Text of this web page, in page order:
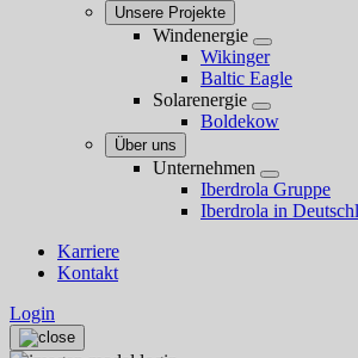
Unsere Projekte
Windenergie
Wikinger
Baltic Eagle
Solarenergie
Boldekow
Über uns
Unternehmen
Iberdrola Gruppe
Iberdrola in
Karriere
Kontakt
Login